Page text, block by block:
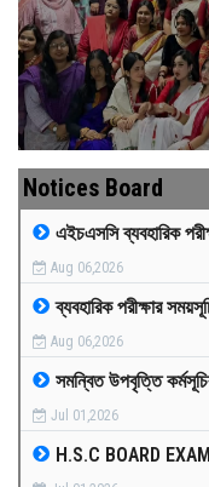
FACULTIES
ACADEMICS
GALLERY
MEDIA
PAYMENT
CO-CURRICULUM
RESULTS
Notices Board
এইচএসসি ব্যবহারিক
Aug 06,2026
ব্যবহারিক পরীক্ষার
Aug 06,2026
সমন্বিত উপবৃত্তি
Jul 01,2026
H.S.C BOARD